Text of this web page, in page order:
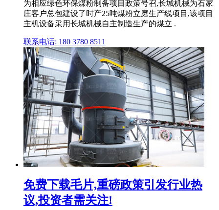
为相应绿色环保煤粉制备项目政策号召,长城机械为石家
庄客户总包建设了时产25吨煤粉立磨生产线项目,该项目
主机设备采用长城机械自主制造生产的煤立 .
联系电话: 180 3780 8511
免费下载毛片,重磅政策引发行业热
议,投资者需关注!